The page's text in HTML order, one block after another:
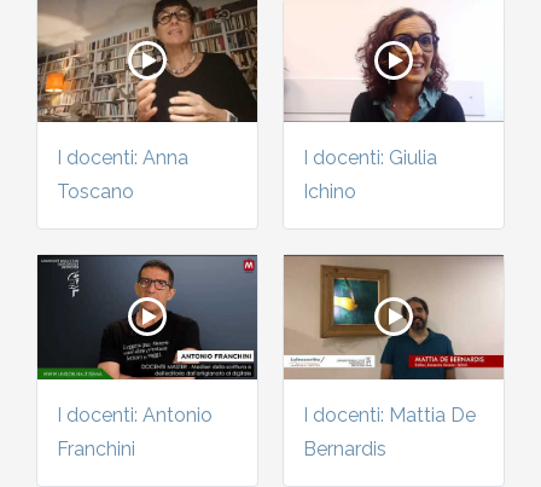
I docenti: Anna
Toscano
I docenti: Giulia
Ichino
I docenti: Antonio
Franchini
I docenti: Mattia De
Bernardis